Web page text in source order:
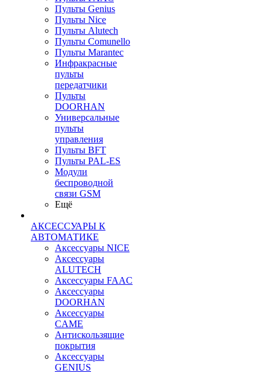
Пульты Genius
Пульты Nice
Пульты Alutech
Пульты Сomunello
Пульты Marantec
Инфракрасные
пульты
передатчики
Пульты
DOORHAN
Универсальные
пульты
управления
Пульты BFT
Пульты PAL-ES
Модули
беспроводной
связи GSM
Ещё
АКСЕССУАРЫ К
АВТОМАТИКЕ
Аксессуары NICE
Аксессуары
ALUTECH
Аксессуары FAAC
Аксессуары
DOORHAN
Аксессуары
CAME
Антискользящие
покрытия
Аксессуары
GENIUS